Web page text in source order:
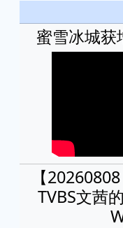
蜜雪冰城获
【
TVBS文茜